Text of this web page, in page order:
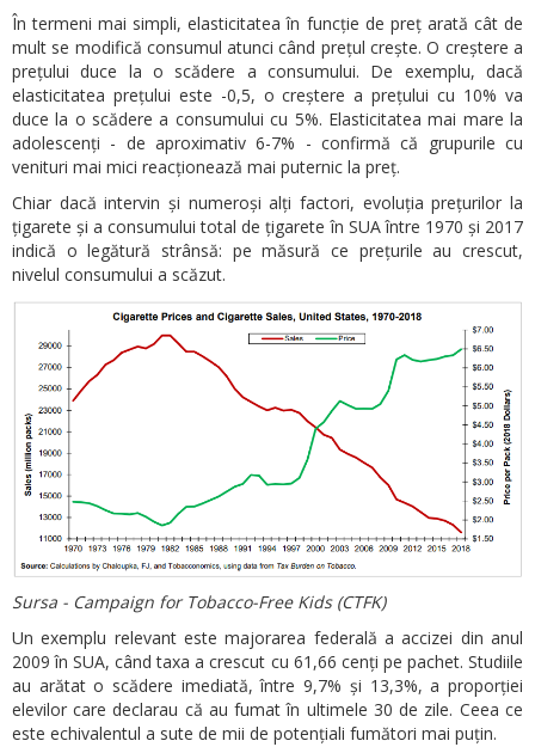
În termeni mai simpli, elasticitatea în funcție de preț arată cât de
mult se modifică consumul atunci când prețul crește. O creștere a
prețului duce la o scădere a consumului. De exemplu, dacă
elasticitatea prețului este -0,5, o creștere a prețului cu 10% va
duce la o scădere a consumului cu 5%. Elasticitatea mai mare la
adolescenți - de aproximativ 6-7% - confirmă că grupurile cu
venituri mai mici reacționează mai puternic la preț.
Chiar dacă intervin și numeroși alți factori, evoluția prețurilor la
țigarete și a consumului total de țigarete în SUA între 1970 și 2017
indică o legătură strânsă: pe măsură ce prețurile au crescut,
nivelul consumului a scăzut.
Sursa - Campaign for Tobacco-Free Kids (CTFK)
Un exemplu relevant este majorarea federală a accizei din anul
2009 în SUA, când taxa a crescut cu 61,66 cenți pe pachet. Studiile
au arătat o scădere imediată, între 9,7% și 13,3%, a proporției
elevilor care declarau că au fumat în ultimele 30 de zile. Ceea ce
este echivalentul a sute de mii de potențiali fumători mai puțin.